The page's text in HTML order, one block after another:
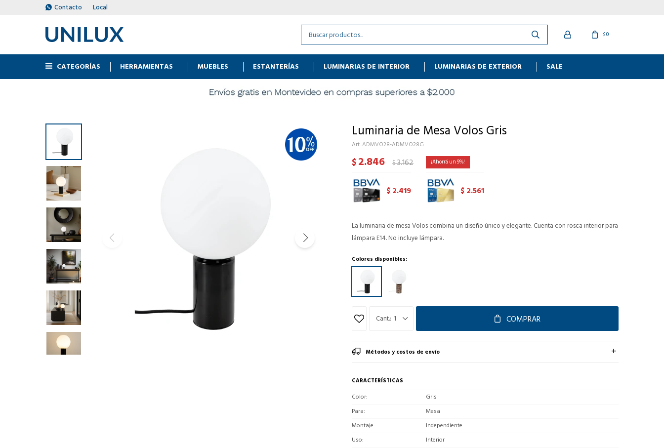
CATEGORÍAS HERRAMIENTAS MUEBLES ESTANTERÍAS LUMINARIAS DE INTERIOR LUMINARIAS DE EXTERIOR SALE
$0
Contacto Local
Luminaria de Mesa Volos Gris
ADMVO28-ADMVO28G
$2.846 $3.162 9
$ 2.419 $ 2.561
La luminaria de mesa Volos combina un diseño único y elegante. Cuenta con rosca interior para
lámpara E14. No incluye lámpara.
Colores disponibles:
1 COMPRAR
Métodos y costos de envío
CARACTERÍSTICAS
Color
Gris
Para
Mesa
Montaje
Independiente
Uso
Interior